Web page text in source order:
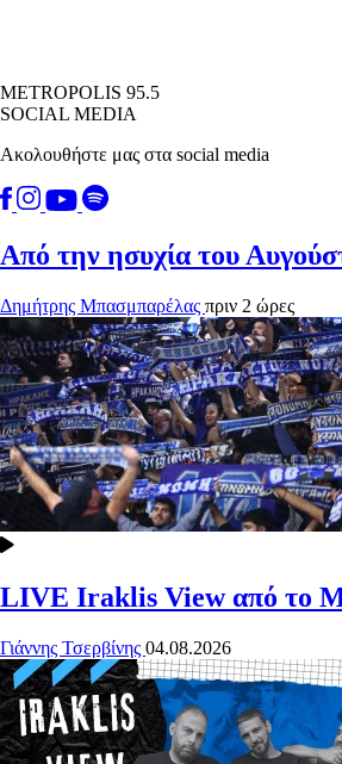
METROPOLIS 95.5
SOCIAL MEDIA
Ακολουθήστε μας στα social media
Από την ησυχία του
Δημήτρης Μπασμπαρέλας πριν 2 ώρες
LIVE Iraklis View από το
Γιάννης Τσερβίνης 04.08.2026